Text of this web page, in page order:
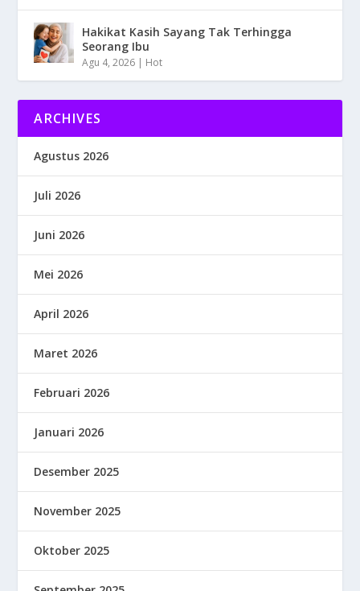
Hakikat Kasih Sayang Tak Terhingga
Seorang Ibu
Agu 4, 2026 | Hot
ARCHIVES
Agustus 2026
Juli 2026
Juni 2026
Mei 2026
April 2026
Maret 2026
Februari 2026
Januari 2026
Desember 2025
November 2025
Oktober 2025